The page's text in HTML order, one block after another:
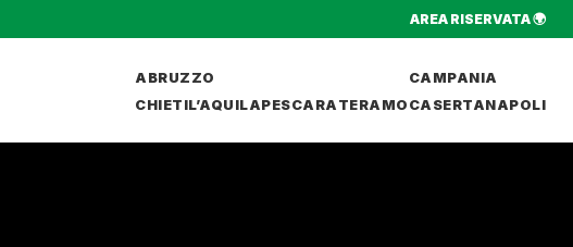
AREA RISERVATA 🌍
ABRUZZO
CHIETIL’AQUILAPESCARA TERAMO
CAMPANIA
CASERTANAPOLI